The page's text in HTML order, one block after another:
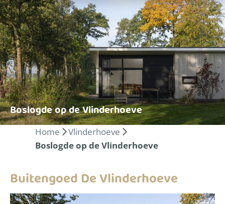
Boslogde op de Vlinderhoeve
Home
Vlinderhoeve
Boslogde op de Vlinderhoeve
Buitengoed De Vlinderhoeve